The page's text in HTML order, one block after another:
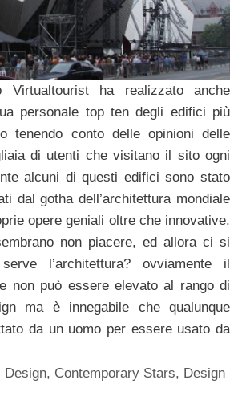
Virtualtourist ha realizzato anche
personale top ten degli edifici più
tenendo conto delle opinioni delle
di utenti che visitano il sito ogni
alcuni di questi edifici sono stato
dal gotha dell’architettura mondiale
opere geniali oltre che innovative.
non piacere, ed allora ci si
l’architettura? ovviamente il
non può essere elevato al rango di
ma è innegabile che qualunque
da un uomo per essere usato da
Design, Contemporary Stars, Design